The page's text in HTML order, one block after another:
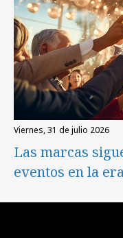
viernes, 31 de julio 2026
Las marcas
eventos en la